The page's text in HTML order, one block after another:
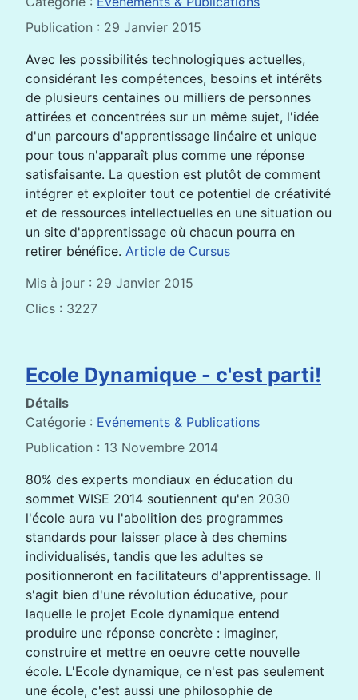
Publication : 29 Janvier 2015
Avec les possibilités technologiques actuelles,
considérant les compétences, besoins et intérêts
de plusieurs centaines ou milliers de personnes
attirées et concentrées sur un même sujet, l'idée
d'un parcours d'apprentissage linéaire et unique
pour tous n'apparaît plus comme une réponse
satisfaisante. La question est plutôt de comment
intégrer et exploiter tout ce potentiel de créativité
et de ressources intellectuelles en une situation ou
un site d'apprentissage où chacun pourra en
retirer bénéfice. Article de Cursus
Mis à jour : 29 Janvier 2015
Clics : 3227
Ecole Dynamique - c'est parti!
Détails
Catégorie : Evénements & Publications
Publication : 13 Novembre 2014
80% des experts mondiaux en éducation du
sommet WISE 2014 soutiennent qu'en 2030
l'école aura vu l'abolition des programmes
standards pour laisser place à des chemins
individualisés, tandis que les adultes se
positionneront en facilitateurs d'apprentissage. Il
s'agit bien d'une révolution éducative, pour
laquelle le projet Ecole dynamique entend
produire une réponse concrète : imaginer,
construire et mettre en oeuvre cette nouvelle
école. L'Ecole dynamique, ce n'est pas seulement
une école, c'est aussi une philosophie de